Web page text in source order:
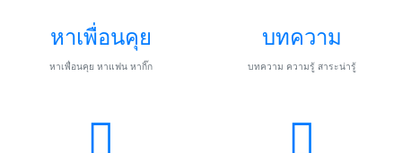
หาเพื่อนคุย
หาเพื่อนคุย หาแฟน หากิ๊ก
บทความ
บทความ ความรู้ สาระน่ารู้